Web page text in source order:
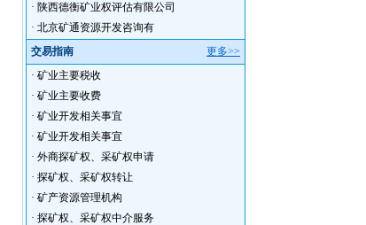
· 陕西德衡矿业权评估有限公司
· 北京矿通资源开发咨询有
交易指南
更多>>
· 矿业主要税收
· 矿业主要收费
· 矿业开发相关事宜
· 矿业开发相关事宜
· 外商探矿权、采矿权申请
· 探矿权、采矿权转让
· 矿产资源管理机构
· 探矿权、采矿权中介服务